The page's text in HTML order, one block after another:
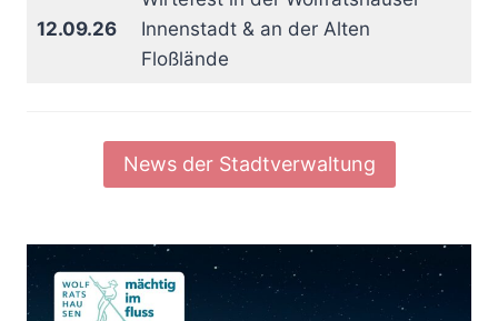
12.09.26
Innenstadt & an der Alten
Floßlände
News der Stadtverwaltung